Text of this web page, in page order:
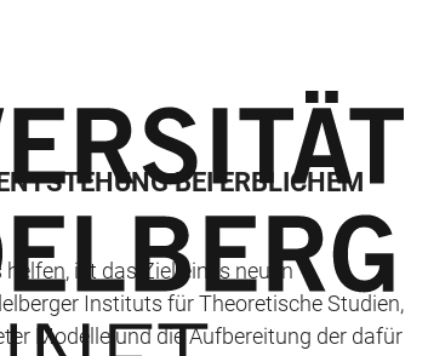
BEI ERBLICHEM
ist das Ziel eines neuen
Instituts für Theoretische Studien,
Modelle und die Aufbereitung der dafür